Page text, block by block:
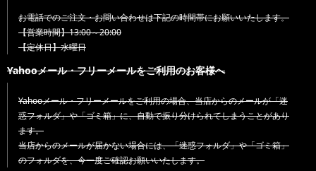
お電話でのご注文・お問い合わせは下記の時間帯にお願いいたします。
【営業時間】13:00～20:00
【定休日】水曜日
Yahooメール・フリーメールをご利用のお客様へ
Yahooメール・フリーメールをご利用の場合、当店からのメールが「迷
惑フォルダ」や「ゴミ箱」に、自動で振り分けられてしまうことがあり
ます。
当店からのメールが届かない場合には、「迷惑フォルダ」や「ゴミ箱」
のフォルダを、今一度ご確認お願いいたします。